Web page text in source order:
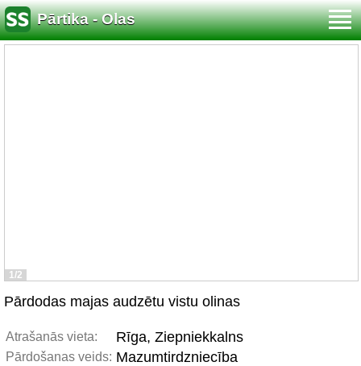
Pārtika - Olas
1/2
Pārdodas majas audzētu vistu olinas
Atrašanās vieta: Rīga, Ziepniekkalns
Pārdošanas veids: Mazumtirdzniecība